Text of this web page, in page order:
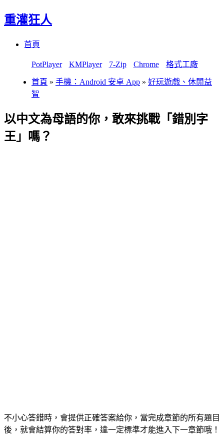
重灌狂人
首頁
PotPlayer KMPlayer 7-Zip Chrome 格式工廠
首頁 » 手機：Android 安卓 App » 好玩遊戲、休閒益
智
以中文為母語的你，敢來挑戰「錯別字
王」嗎？
不小心答錯時，會提供正確答案給你，當完成章節的所有題目
後，就會結算你的答對率，達一定標準才能進入下一章節哦！